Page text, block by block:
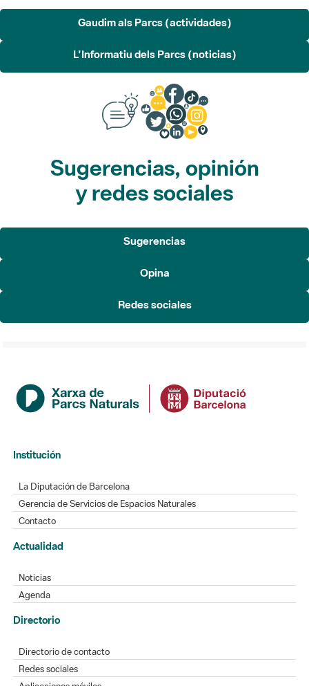
Gaudim als Parcs (actividades)
L'Informatiu dels Parcs (noticias)
Sugerencias, opinión
y redes sociales
Sugerencias
Opina
Redes sociales
Institución
La Diputación de Barcelona
Gerencia de Servicios de Espacios Naturales
Contacto
Actualidad
Noticias
Agenda
Directorio
Directorio de contacto
Redes sociales